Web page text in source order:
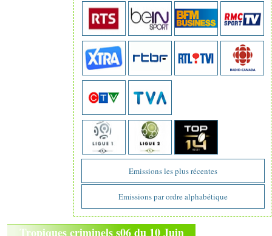
Emissions les plus récentes
Emissions par ordre alphabétique
Tropiques criminels s06 du 10 Juin